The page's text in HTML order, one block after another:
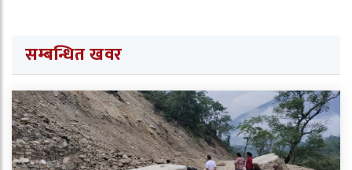
सम्बन्धित खवर